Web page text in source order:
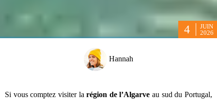
4
JUIN
2026
Hannah
Si vous comptez visiter larégion de l’Algarve au sud du Portugal,